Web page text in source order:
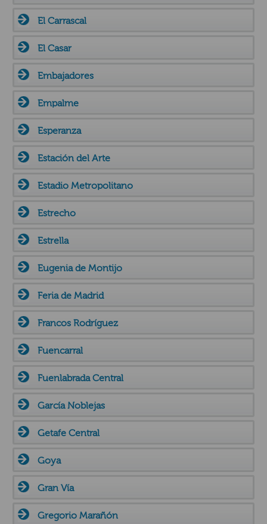
El Carrascal
El Casar
Embajadores
Empalme
Esperanza
Estación del Arte
Estadio Metropolitano
Estrecho
Estrella
Eugenia de Montijo
Feria de Madrid
Francos Rodríguez
Fuencarral
Fuenlabrada Central
García Noblejas
Getafe Central
Goya
Gran Vía
Gregorio Marañón